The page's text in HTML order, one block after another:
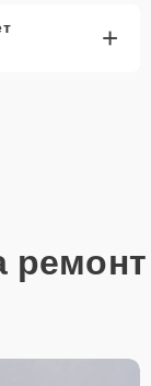
+
ремонт